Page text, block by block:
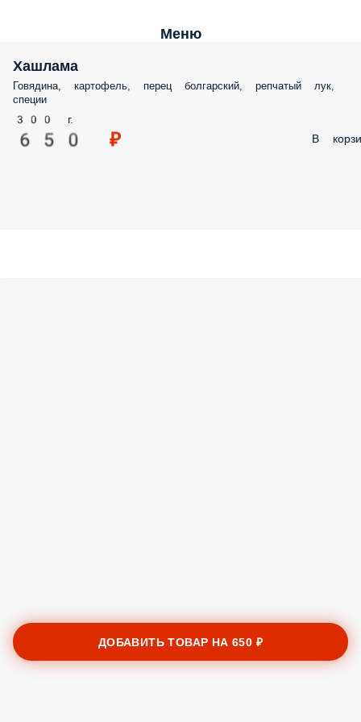
Меню
Хашлама
Говядина, картофель, перец болгарский, репчатый лук,
специи
300 г.
650 ₽ В
ДОБАВИТЬ ТОВАР НА650 ₽